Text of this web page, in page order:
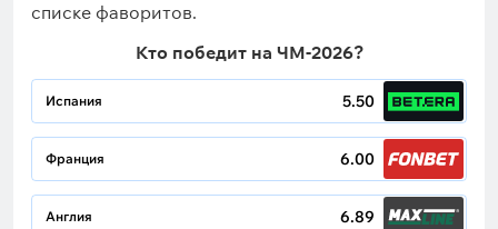
списке фаворитов.
Кто победит на ЧМ-2026?
Испания 5.50
Франция 6.00
Англия 6.89